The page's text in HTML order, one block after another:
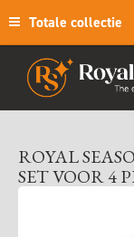
Totale collectie
ROYAL
SET VOOR 4